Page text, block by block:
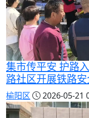
集市传平安 护路
路社区开展铁路
榆阳区 2026-05-21